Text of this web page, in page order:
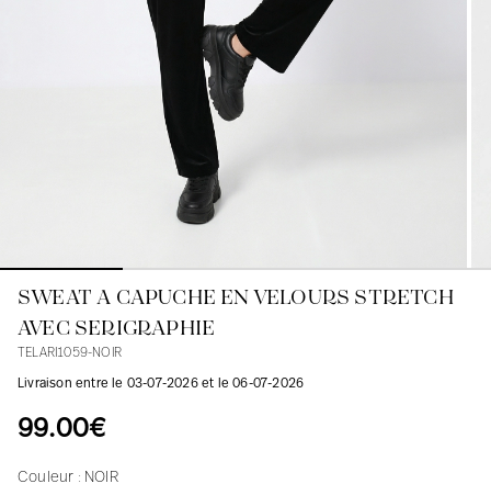
Blazers, Vestes
Pulls
Blazers, Vestes
Manteaux
En ligne avec les courbes des femmes
SWEAT A CAPUCHE EN VELOURS STRETCH
AVEC SERIGRAPHIE
TELARI1059-NOIR
Livraison entre le 03-07-2026 et le 06-07-2026
99.00€
Couleur : NOIR